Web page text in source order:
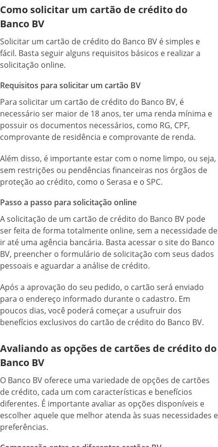
Como solicitar um cartão de crédito do
Banco BV
Solicitar um cartão de crédito do Banco BV é simples e
fácil. Basta seguir alguns requisitos básicos e realizar a
solicitação online.
Requisitos para solicitar um cartão BV
Para solicitar um cartão de crédito do Banco BV, é
necessário ser maior de 18 anos, ter uma renda mínima e
possuir os documentos necessários, como RG, CPF,
comprovante de residência e comprovante de renda.
Além disso, é importante estar com o nome limpo, ou seja,
sem restrições ou pendências financeiras nos órgãos de
proteção ao crédito, como o Serasa e o SPC.
Passo a passo para solicitação online
A solicitação de um cartão de crédito do Banco BV pode
ser feita de forma totalmente online, sem a necessidade de
ir até uma agência bancária. Basta acessar o site do Banco
BV, preencher o formulário de solicitação com seus dados
pessoais e aguardar a análise de crédito.
Após a aprovação do seu pedido, o cartão será enviado
para o endereço informado durante o cadastro. Em
poucos dias, você poderá começar a usufruir dos
benefícios exclusivos do cartão de crédito do Banco BV.
Avaliando as opções de cartões de crédito do
Banco BV
O Banco BV oferece uma variedade de opções de cartões
de crédito, cada um com características e benefícios
diferentes. É importante avaliar as opções disponíveis e
escolher aquele que melhor atenda às suas necessidades e
preferências.